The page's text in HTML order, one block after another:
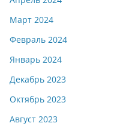
Март 2024
Февраль 2024
Январь 2024
Декабрь 2023
Октябрь 2023
Август 2023